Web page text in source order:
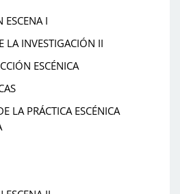
ESCENA I
LA INVESTIGACIÓN II
ESCÉNICA
LA PRÁCTICA ESCÉNICA